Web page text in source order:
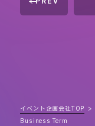
イベント企画会社TOP
Business Term